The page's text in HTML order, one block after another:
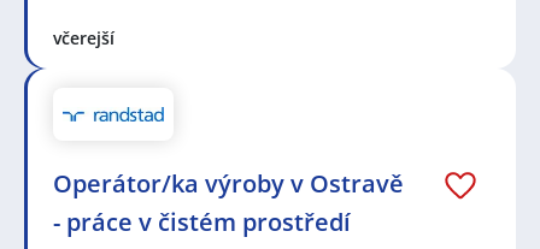
včerejší
Operátor/ka výroby v Ostravě
- práce v čistém prostředí